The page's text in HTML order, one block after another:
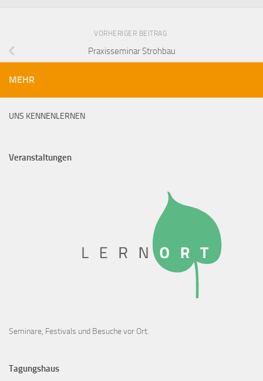
VORHERIGER BEITRAG
Praxisseminar Strohbau
MEHR
UNS KENNENLERNEN
Veranstaltungen
Seminare, Festivals und Besuche vor Ort.
Tagungshaus